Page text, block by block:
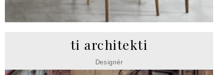
ti architekti
Designér